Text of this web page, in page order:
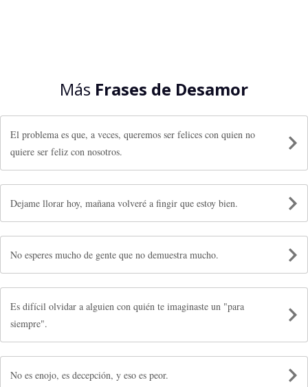
Más Frases de Desamor
El problema es que, a veces, queremos ser felices con quien no
quiere ser feliz con nosotros.
Dejame llorar hoy, mañana volveré a fingir que estoy bien.
No esperes mucho de gente que no demuestra mucho.
Es difícil olvidar a alguien con quién te imaginaste un "para
siempre".
No es enojo, es decepción, y eso es peor.